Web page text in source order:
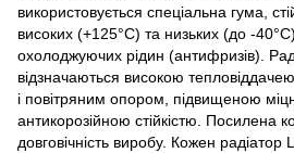
використовується спеціальна гума,
високих (+125°C) та низьких (до -
охолоджуючих рідин (антифризів).
відзначаються високою
і повітряним опором, підвищеною
антикорозійною стійкістю. Посилена
довговічність виробу. Кожен радіатор